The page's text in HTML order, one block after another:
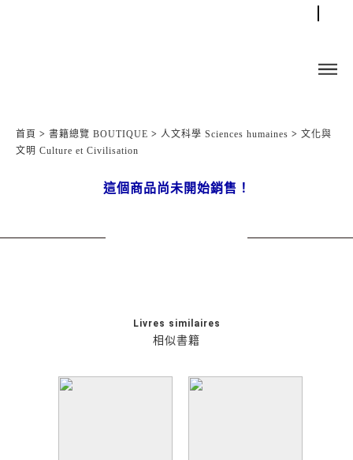
首頁 > 書籍總覽 BOUTIQUE > 人文科學 Sciences humaines > 文化與
文明 Culture et Civilisation
這個商品尚未開始銷售！
相似書籍
Livres similaires